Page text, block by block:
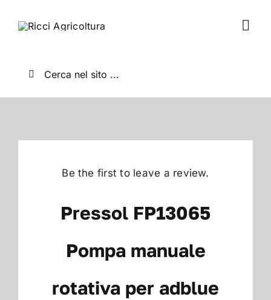
Cerca
Be the first to leave a review.
Pressol FP13065
Pompa manuale
rotativa per adblue